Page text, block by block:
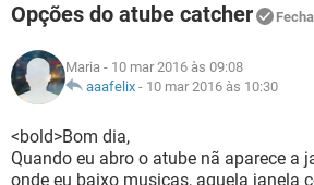
INSTAGRAM GMAIL
GUIA DE COMPRAS
INSTAGRAM
GUIA DE COMPRAS
JOGOS
CELULAR
OUTLOOK EXCEL
INSTAGRAM
GUIA DE COMPRAS
FÓRUM
JOGOS
CELULAR
OUTLOOK
INSTAGRAM GMAIL
GLOSSÁRIO
JOGOS
CELULAR
Opções do atube catcher
Maria - 10 mar 2016 às 09:08
aaafelix - 10 mar 2016 às 10:30
<bold>Bom dia,
Quando eu abro o atube nã aparece a
onde eu baixo musicas, aquela janela